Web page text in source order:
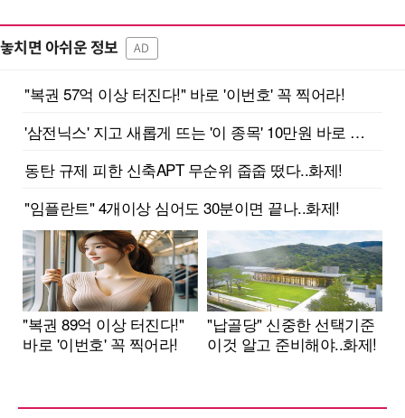
놓치면 아쉬운 정보 AD